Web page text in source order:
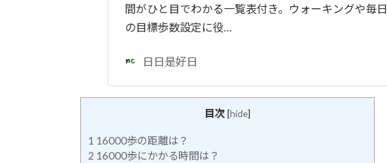
間がひと目でわかる一覧表付き。ウォーキングや毎日
の目標歩数設定に役…
日日是好日
目次[hide]
1 16000歩の距離は？
2 16000歩にかかる時間は？